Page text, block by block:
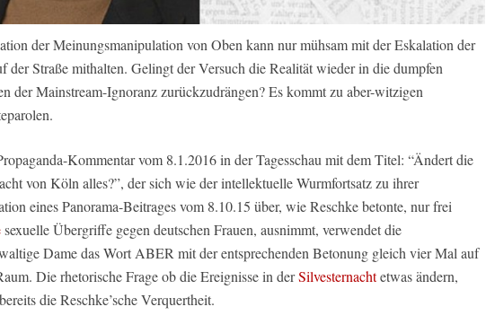
der Meinungsmanipulation von Oben kann nur mühsam mit der Eskalation der
der Straße mithalten. Gelingt der Versuch die Realität wieder in die dumpfen
der Mainstream-Ignoranz zurückzudrängen? Es kommt zu aber-witzigen
Kommentar vom 8.1.2016 in der Tagesschau mit dem Titel: “Ändert die
von Köln alles?”, der sich wie der intellektuelle Wurmfortsatz zu ihrer
eines Panorama-Beitrages vom 8.10.15 über, wie Reschke betonte, nur frei
sexuelle Übergriffe gegen deutschen Frauen, ausnimmt, verwendet die
Dame das Wort ABER mit der entsprechenden Betonung gleich vier Mal auf
Die rhetorische Frage ob die Ereignisse in derSilvesternachtetwas ändern,
die Reschke’sche Verquertheit.